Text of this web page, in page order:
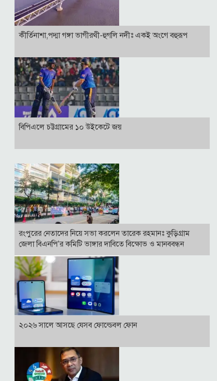
কীর্তিনাশা,পদ্মা গঙ্গা ভাগীরথী-হুগলি নদীঃ একই অংগে বহুরূপ
বিপিএলে চট্টগ্রামের ১০ উইকেটে জয়
রংপুরের নেতাদের নিয়ে সভা করলেন তারেক রহমানঃ কুড়িগ্রাম
জেলা বিএনপি’র কমিটি ভাঙ্গার দাবিতে বিক্ষোভ ও মানববন্ধন
২০২৬ সালে আসছে যেসব ফোল্ডেবল ফোন